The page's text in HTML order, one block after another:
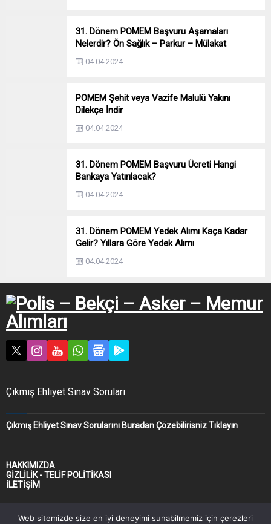
31. Dönem POMEM Başvuru Aşamaları
Nelerdir? Ön Sağlık – Parkur – Mülakat
04.04.2024
POMEM Şehit veya Vazife Malulü Yakını
Dilekçe İndir
04.04.2024
31. Dönem POMEM Başvuru Ücreti Hangi
Bankaya Yatırılacak?
04.04.2024
31. Dönem POMEM Yedek Alımı Kaça Kadar
Gelir? Yıllara Göre Yedek Alımı
04.04.2024
Çıkmış Ehliyet Sınav Soruları
Çıkmış Ehliyet Sınav Sorularını Buradan Çözebilirisniz Tıklayın
HAKKIMIZDA
GİZLİLİK - TELİF POLİTİKASI
İLETİŞİM
Web sitemizde size en iyi deneyimi sunabilmemiz için çerezleri